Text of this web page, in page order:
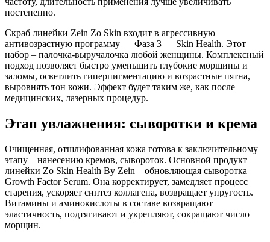
постепенно.
Скраб линейки Zein Zo Skin входит в агрессивную
антивозрастную программу — Фаза 3 — Skin Health. Этот
набор – палочка-выручалочка любой женщины. Комплексный
подход позволяет быстро уменьшить глубокие морщины и
заломы, осветлить гиперпигментацию и возрастные пятна,
выровнять тон кожи. Эффект будет таким же, как после
медицинских, лазерных процедур.
Этап увлажнения: сыворотки и крема
Очищенная, отшлифованная кожа готова к заключительному
этапу – нанесению кремов, сывороток. Основной продукт
линейки Zo Skin Health By Zein – обновляющая сыворотка
Growth Factor Serum. Она корректирует, замедляет процесс
старения, ускоряет синтез коллагена, возвращает упругость.
Витамины и аминокислоты в составе возвращают
эластичность, подтягивают и укрепляют, сокращают число
морщин.